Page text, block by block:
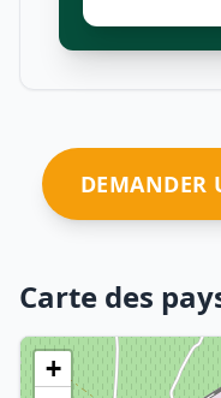
DEMANDER
Carte des
+